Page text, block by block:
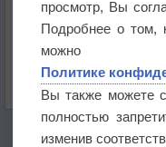
Погода в
Погода в
просмотр, Вы
Подробнее о том,
можно
Политике
Вы также можете
полностью
изменив